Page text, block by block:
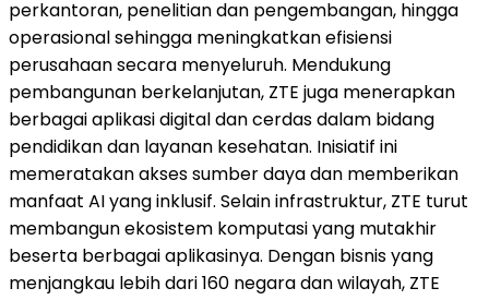
perkantoran, penelitian dan pengembangan, hingga
operasional sehingga meningkatkan efisiensi
perusahaan secara menyeluruh. Mendukung
pembangunan berkelanjutan, ZTE juga menerapkan
berbagai aplikasi digital dan cerdas dalam bidang
pendidikan dan layanan kesehatan. Inisiatif ini
memeratakan akses sumber daya dan memberikan
manfaat AI yang inklusif. Selain infrastruktur, ZTE turut
membangun ekosistem komputasi yang mutakhir
beserta berbagai aplikasinya. Dengan bisnis yang
menjangkau lebih dari 160 negara dan wilayah, ZTE